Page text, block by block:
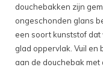
douchebakken zijn
ongeschonden glans
een soort kunststof
glad oppervlak. Vuil en
aan de douchebak